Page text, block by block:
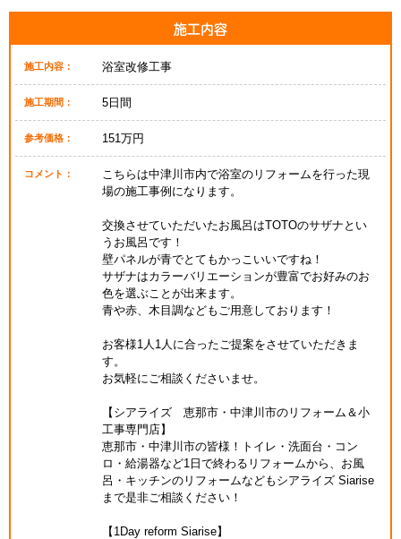
施工内容
施工内容： 浴室改修工事
施工期間： 5日間
参考価格： 151万円
コメント：
こちらは中津川市内で浴室のリフォームを行った現
場の施工事例になります。
交換させていただいたお風呂はTOTOのサザナとい
うお風呂です！
壁パネルが青でとてもかっこいいですね！
サザナはカラーバリエーションが豊富でお好みのお
色を選ぶことが出来ます。
青や赤、木目調などもご用意しております！
お客様1人1人に合ったご提案をさせていただきま
す。
お気軽にご相談くださいませ。
【シアライズ 恵那市・中津川市のリフォーム＆小
工事専門店】
恵那市・中津川市の皆様！トイレ・洗面台・コン
ロ・給湯器など1日で終わるリフォームから、お風
呂・キッチンのリフォームなどもシアライズ Siarise
まで是非ご相談ください！
【1Day reform Siarise】